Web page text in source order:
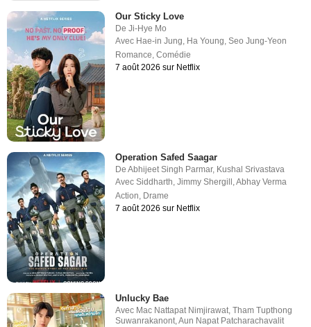
Our Sticky Love
DeJi-Hye Mo
Avec Hae-in Jung Ha Young ,Seo Jung-Yeon
Romance ,Comédie
7 août 2026 sur Netflix
Operation Safed Saagar
DeAbhijeet Singh Parmar, Kushal Srivastava
AvecSiddharth,Jimmy Shergill ,Abhay Verma
Action, Drame
7 août 2026 sur Netflix
Unlucky Bae
Avec Mac Nattapat Nimjirawat,Tham Tupthong
Suwanrakanont,Aun Napat Patcharachavalit